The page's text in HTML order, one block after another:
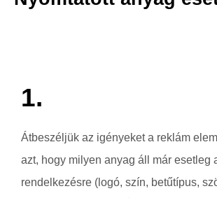
1.
Átbeszéljük az igényeket a reklám
azt, hogy milyen anyag áll már esetleg
rendelkezésre (logó, szín, betűtípus,